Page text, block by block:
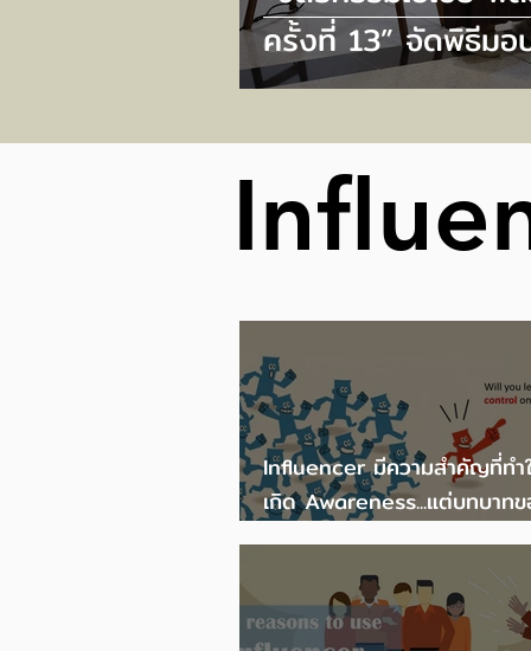
ครั้งที่ 13” จัดพิธีมอ
รางวัล และเปิดนิทร
ณ หอศิลปวัฒนธรร
กรุงเทพมหานคร
Influencer มีความสำคัญที่ทำ
เกิด Awareness...แต่บทบาท
Influencer ไม่ควรเหนือ